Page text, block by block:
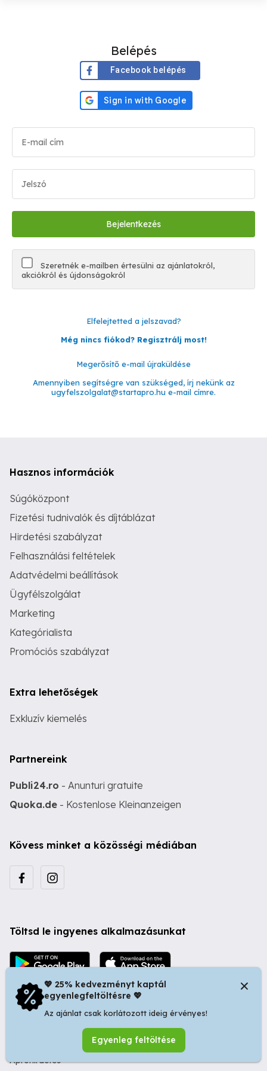
Belépés
Facebook belépés
Szeretnék e-mailben értesülni az ajánlatokról,
akciókról és újdonságokról
Elfelejtetted a jelszavad?
Még nincs fiókod? Regisztrálj most!
Megerősítő e-mail újraküldése
Amennyiben segítségre van szükséged, írj nekünk az
ugyfelszolgalat@startapro.hu e-mail címre.
Hasznos információk
Súgóközpont
Fizetési tudnivalók és díjtáblázat
Hirdetési szabályzat
Felhasználási feltételek
Adatvédelmi beállítások
Ügyfélszolgálat
Marketing
Kategórialista
Promóciós szabályzat
Extra lehetőségek
Exkluzív kiemelés
Partnereink
Publi24.ro - Anunturi gratuite
Quoka.de - Kostenlose Kleinanzeigen
Kövess minket a közösségi médiában
Töltsd le ingyenes alkalmazásunkat
© 2026 Startapró S.R.L. | Bulevardul Dacia nr 34, Oradea
410346, Romania | Tax ID: RO44483373 -
Ingyenes
Apróhirdetés
💖 25% kedvezményt kaptál
egyenlegfeltöltésre 💖
Az ajánlat csak korlátozott ideig érvényes!
Egyenleg feltöltése